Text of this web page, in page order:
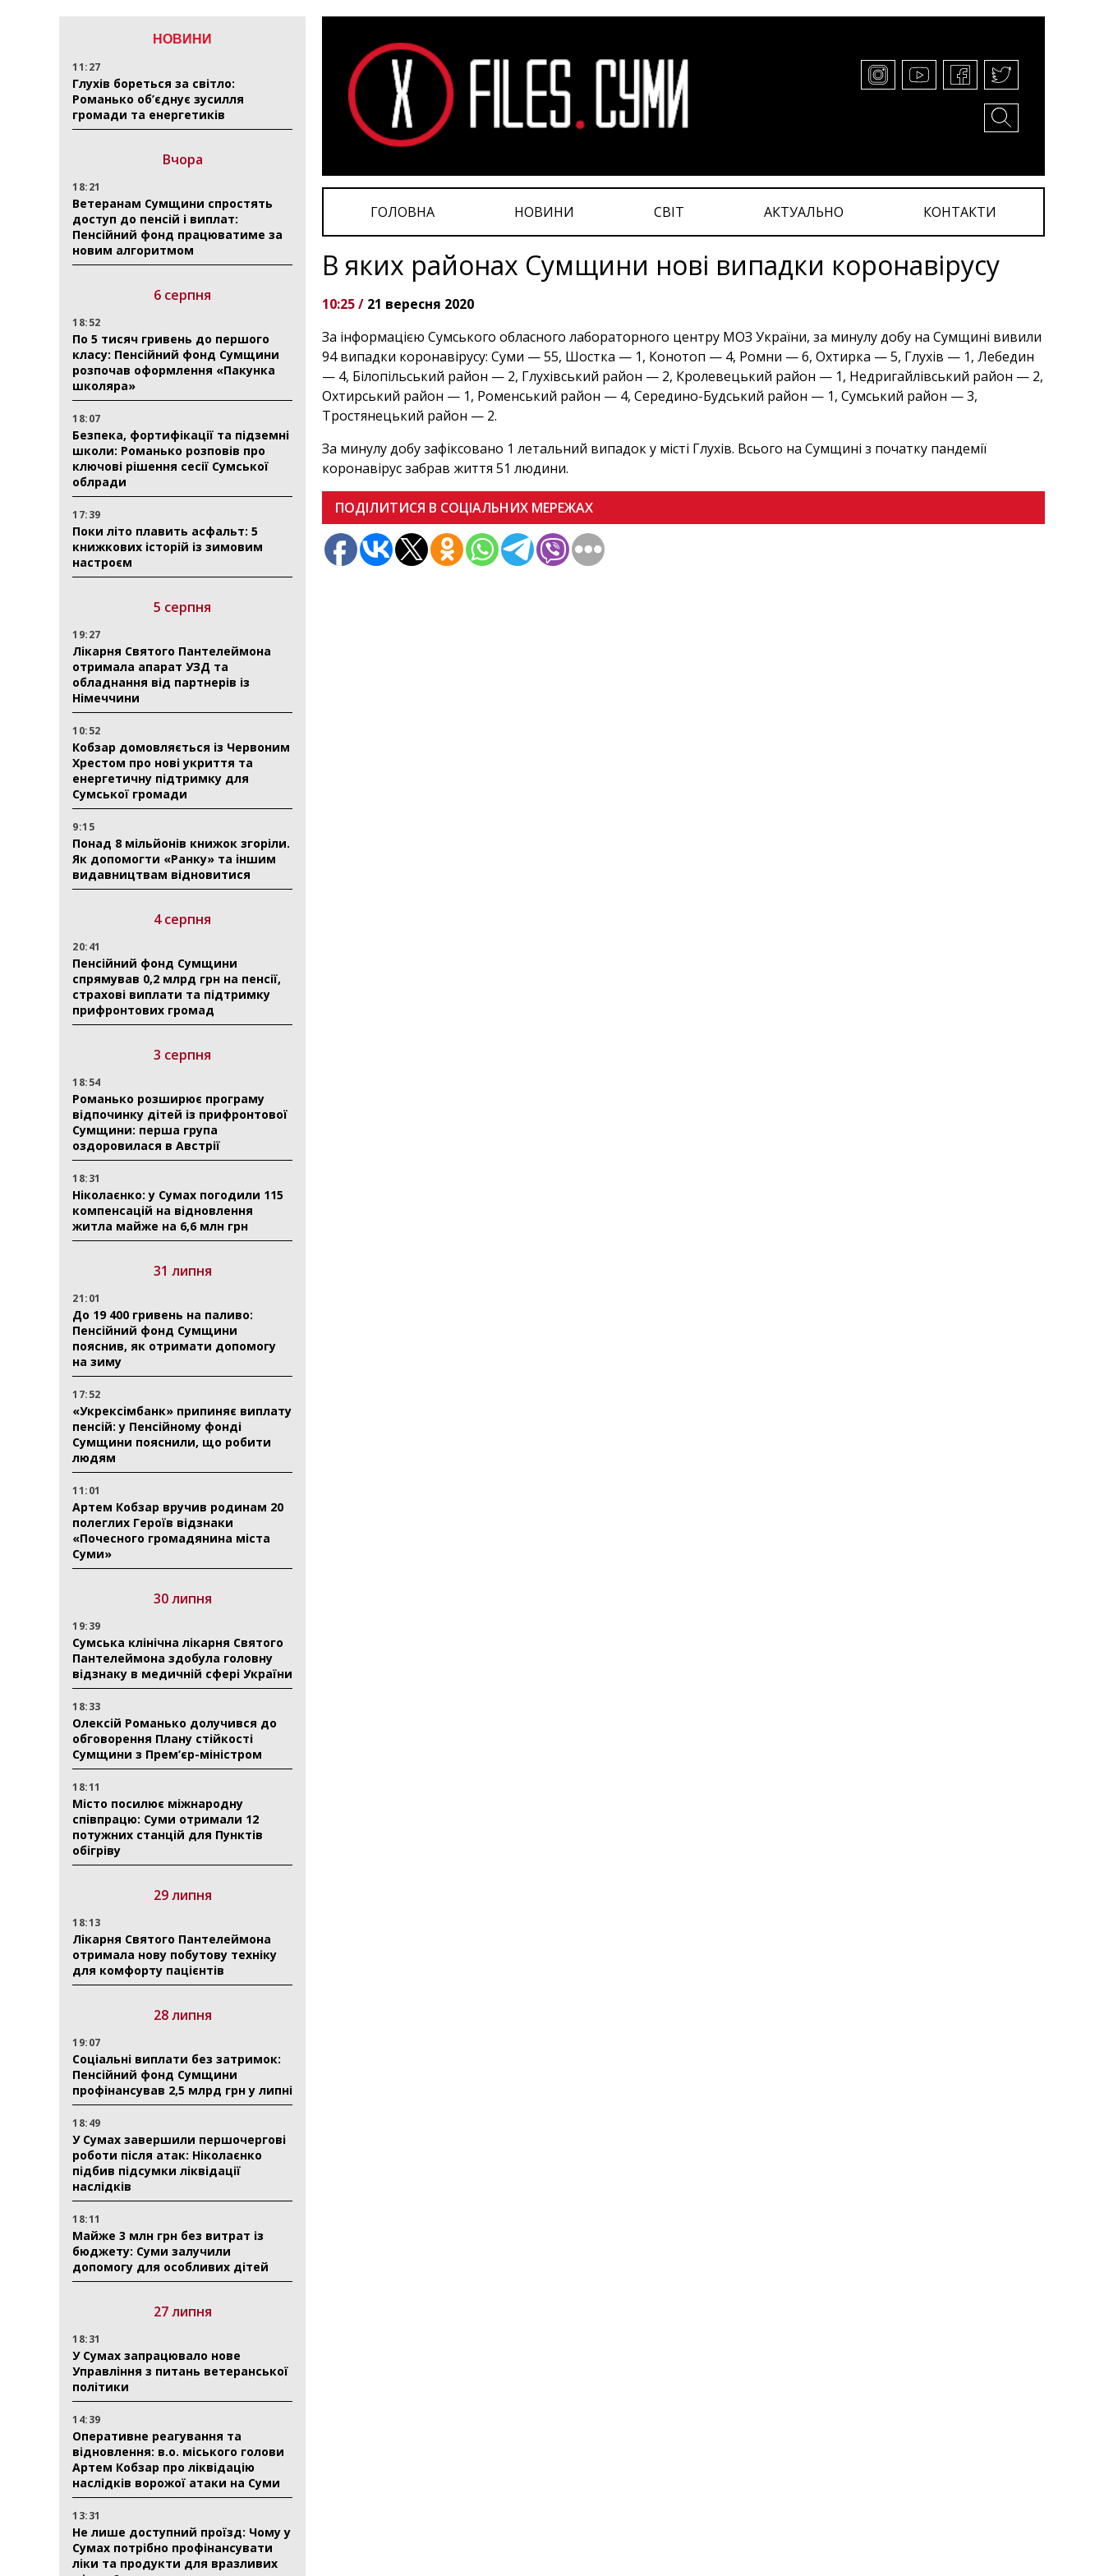
ГОЛОВНА НОВИНИ СВІТ АКТУАЛЬНО КОНТАКТИ
НОВИНИ
11:27
Глухів бореться за світло:
Романько об’єднує зусилля
громади та енергетиків
Вчора
18:21
Ветеранам Сумщини спростять
доступ до пенсій і виплат:
Пенсійний фонд працюватиме за
новим алгоритмом
6 серпня
18:52
По 5 тисяч гривень до першого
класу: Пенсійний фонд Сумщини
розпочав оформлення «Пакунка
школяра»
18:07
Безпека, фортифікації та підземні
школи: Романько розповів про
ключові рішення сесії Сумської
облради
17:39
Поки літо плавить асфальт: 5
книжкових історій із зимовим
настроєм
5 серпня
19:27
Лікарня Святого Пантелеймона
отримала апарат УЗД та
обладнання від партнерів із
Німеччини
10:52
Кобзар домовляється із Червоним
Хрестом про нові укриття та
енергетичну підтримку для
Сумської громади
9:15
Понад 8 мільйонів книжок згоріли.
Як допомогти «Ранку» та іншим
видавництвам відновитися
4 серпня
20:41
Пенсійний фонд Сумщини
спрямував 0,2 млрд грн на пенсії,
страхові виплати та підтримку
прифронтових громад
3 серпня
18:54
Романько розширює програму
відпочинку дітей із прифронтової
Сумщини: перша група
оздоровилася в Австрії
18:31
Ніколаєнко: у Сумах погодили 115
компенсацій на відновлення
житла майже на 6,6 млн грн
31 липня
21:01
До 19 400 гривень на паливо:
Пенсійний фонд Сумщини
пояснив, як отримати допомогу
на зиму
17:52
«Укрексімбанк» припиняє виплату
пенсій: у Пенсійному фонді
Сумщини пояснили, що робити
людям
11:01
Артем Кобзар вручив родинам 20
полеглих Героїв відзнаки
«Почесного громадянина міста
Суми»
30 липня
19:39
Сумська клінічна лікарня Святого
Пантелеймона здобула головну
відзнаку в медичній сфері України
18:33
Олексій Романько долучився до
обговорення Плану стійкості
Сумщини з Прем’єр-міністром
18:11
Місто посилює міжнародну
співпрацю: Суми отримали 12
потужних станцій для Пунктів
обігріву
29 липня
18:13
Лікарня Святого Пантелеймона
отримала нову побутову техніку
для комфорту пацієнтів
28 липня
19:07
Соціальні виплати без затримок:
Пенсійний фонд Сумщини
профінансував 2,5 млрд грн у липні
18:49
У Сумах завершили першочергові
роботи після атак: Ніколаєнко
підбив підсумки ліквідації
наслідків
18:11
Майже 3 млн грн без витрат із
бюджету: Суми залучили
допомогу для особливих дітей
27 липня
18:31
У Сумах запрацювало нове
Управління з питань ветеранської
політики
14:39
Оперативне реагування та
відновлення: в.о. міського голови
Артем Кобзар про ліквідацію
наслідків ворожої атаки на Суми
13:31
Не лише доступний проїзд: Чому у
Сумах потрібно профінансувати
ліки та продукти для вразливих
В яких районах Сумщини нові випадки коронавірусу
10:25 / 21 вересня 2020
За інформацією Сумського обласного лабораторного центру МОЗ України, за минулу добу на Сумщині вивили
94 випадки коронавірусу: Суми — 55, Шостка — 1, Конотоп — 4, Ромни — 6, Охтирка — 5, Глухів — 1, Лебедин
— 4, Білопільський район — 2, Глухівський район — 2, Кролевецький район — 1, Недригайлівський район — 2,
Охтирський район — 1, Роменський район — 4, Середино-Будський район — 1, Сумський район — 3,
Тростянецький район — 2.
За минулу добу зафіксовано 1 летальний випадок у місті Глухів. Всього на Сумщині з початку пандемії
коронавірус забрав життя 51 людини.
ПОДІЛИТИСЯ В СОЦІАЛЬНИХ МЕРЕЖАХ